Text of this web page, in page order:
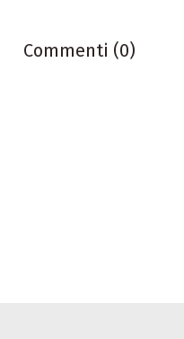
Commenti (0)